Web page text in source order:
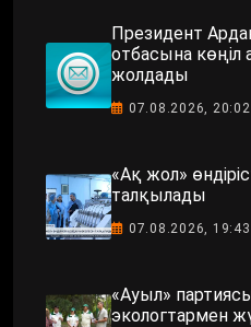
Президент
отбасына көңіл
жолдады
07.08.2026, 20:02
«Ақ жол»
талқылады
07.08.2026, 19:43
«Ауыл»
экологтармен